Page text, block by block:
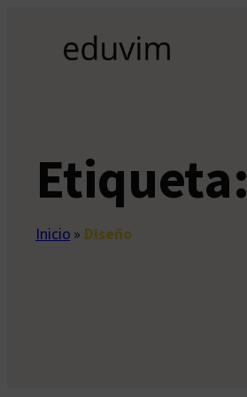
contenido
Etiqueta:
Inicio » Diseño